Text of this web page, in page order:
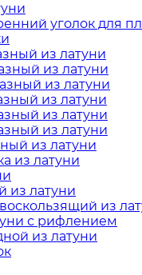
уголок для
из латуни
из латуни
из латуни
из латуни
из латуни
из латуни
из латуни
из латуни
из латуни
из
с рифлением
из латуни